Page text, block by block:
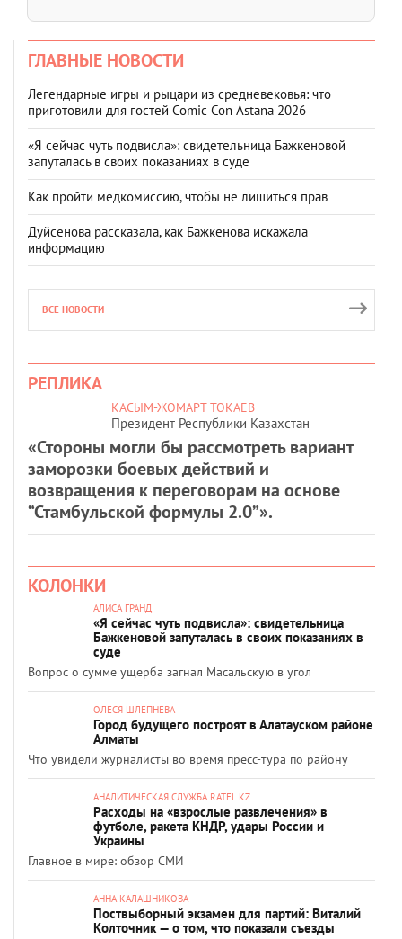
ГЛАВНЫЕ НОВОСТИ
Легендарные игры и рыцари из средневековья: что
приготовили для гостей Comic Con Astana 2026
«Я сейчас чуть подвисла»: свидетельница Бажкеновой
запуталась в своих показаниях в суде
Как пройти медкомиссию, чтобы не лишиться прав
Дуйсенова рассказала, как Бажкенова искажала
информацию
ВСЕ НОВОСТИ
РЕПЛИКА
КАСЫМ-ЖОМАРТ ТОКАЕВ
Президент Республики Казахстан
«Стороны могли бы рассмотреть вариант
заморозки боевых действий и
возвращения к переговорам на основе
“Стамбульской формулы 2.0”».
КОЛОНКИ
АЛИСА ГРАНД
«Я сейчас чуть подвисла»: свидетельница
Бажкеновой запуталась в своих показаниях в
суде
Вопрос о сумме ущерба загнал Масальскую в угол
ОЛЕСЯ ШЛЕПНЕВА
Город будущего построят в Алатауском районе
Алматы
Что увидели журналисты во время пресс-тура по району
АНАЛИТИЧЕСКАЯ СЛУЖБА RATEL.KZ
Расходы на «взрослые развлечения» в
футболе, ракета КНДР, удары России и
Украины
Главное в мире: обзор СМИ
АННА КАЛАШНИКОВА
Поствыборный экзамен для партий: Виталий
Колточник — о том, что показали съезды